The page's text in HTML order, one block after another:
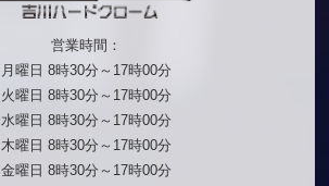
営業時間：
月曜日 8時30分～17時00分
火曜日 8時30分～17時00分
水曜日 8時30分～17時00分
木曜日 8時30分～17時00分
金曜日 8時30分～17時00分